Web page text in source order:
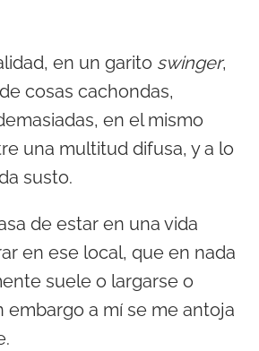
en un garito swinger,
cosas cachondas,
en el mismo
una multitud difusa, y a lo
susto.
de estar en una vida
en ese local, que en nada
suele o largarse o
embargo a mí se me antoja